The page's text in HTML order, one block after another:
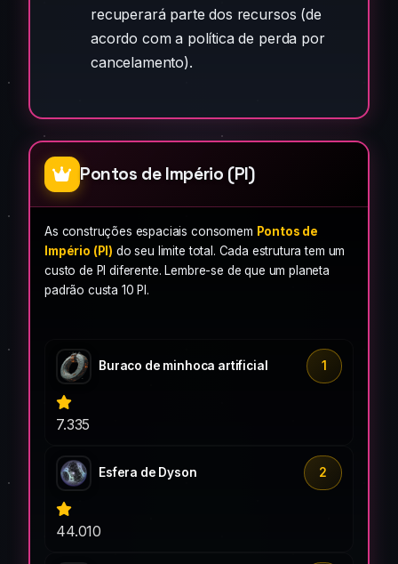
recuperará parte dos recursos (de
acordo com a política de perda por
cancelamento).
Pontos de Império (PI)
As construções espaciais consomem Pontos de
Império (PI) do seu limite total. Cada estrutura tem um
custo de PI diferente. Lembre-se de que um planeta
padrão custa 10 PI.
Buraco de minhoca artificial 1
7.335
Esfera de Dyson 2
44.010